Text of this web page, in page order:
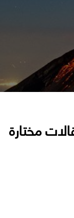
مختارة